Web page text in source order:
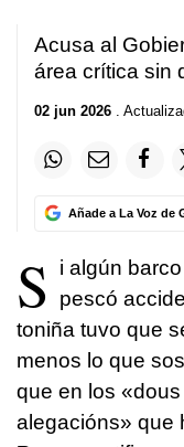
Acusa al
área crítica sin
02 jun 2026 .
Añade a La Voz de
S
i algún
pescó
toniña tuvo que
menos lo que
que en los
alegacións» que